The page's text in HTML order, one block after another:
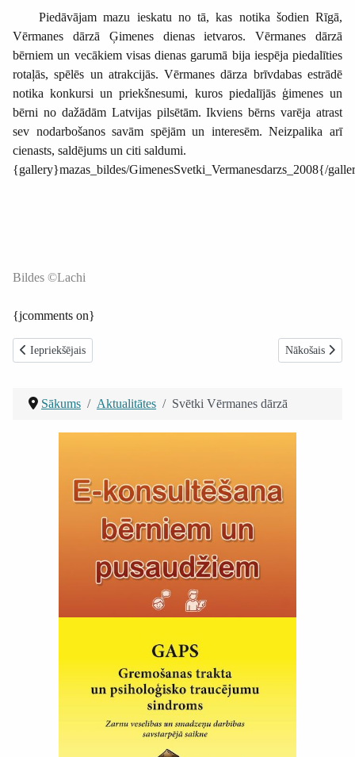
Piedāvājam mazu ieskatu no tā, kas notika šodien Rīgā,
Vērmanes dārzā Ģimenes dienas ietvaros. Vērmanes dārzā
bērniem un vecākiem visas dienas garumā bija iespēja piedalīties
rotaļās, spēlēs un atrakcijās. Vērmanes dārza brīvdabas estrādē
notika konkursi un priekšnesumi, kuros piedalījās ģimenes un
bērni no dažādām Latvijas pilsētām. Ikviens bērns varēja atrast
sev nodarbošanos savām spējām un interesēm. Neizpalika arī
cienasts, saldējums un citi saldumi.
{gallery}mazas_bildes/GimenesSvetki_Vermanesdarzs_2008{/
Bildes ©Lachi
{jcomments on}
Iepriekšējais raksts: Talantu meklēšana Madlienā
Iepriekšējais Nākamais
Nākošais
Sākums Aktualitātes Svētki Vērmanes dārzā